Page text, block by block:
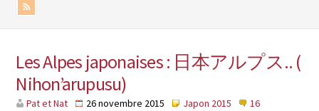
Les Alpes japonaises : 日本アルプス.. (
Nihon’arupusu)
Pat et Nat 26 novembre 2015 Japon 2015
16